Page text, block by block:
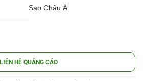
Sao Châu Á
LIÊN HỆ QUẢNG CÁO